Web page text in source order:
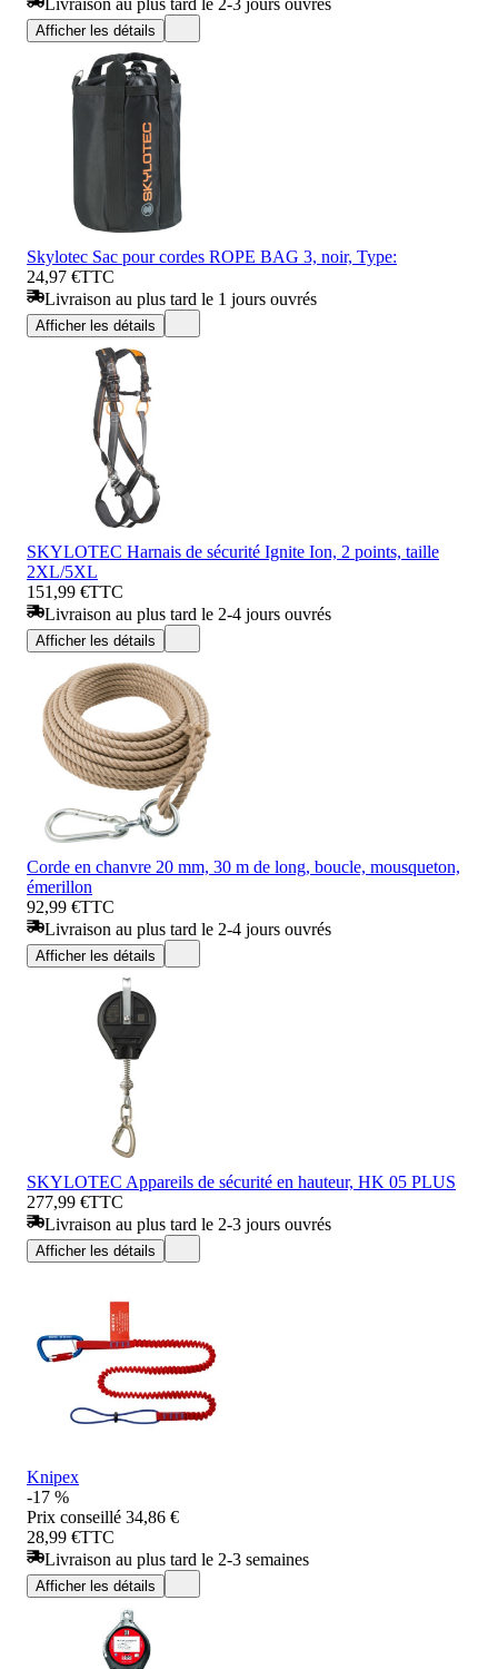
Afficher les détails
Skylotec Sac pour cordes ROPE BAG 3, noir, Type:
24,97 €TTC
Livraison au plus tard le 1 jours ouvrés
Afficher les détails
SKYLOTEC Harnais de sécurité Ignite Ion, 2 points, taille
2XL/5XL
151,99 €TTC
Livraison au plus tard le 2-4 jours ouvrés
Afficher les détails
Corde en chanvre 20 mm, 30 m de long, boucle, mousqueton,
émerillon
92,99 €TTC
Livraison au plus tard le 2-4 jours ouvrés
Afficher les détails
SKYLOTEC Appareils de sécurité en hauteur, HK 05 PLUS
277,99 €TTC
Livraison au plus tard le 2-3 jours ouvrés
Afficher les détails
Knipex
-17 %
Prix conseillé 34,86 €
28,99 €TTC
Livraison au plus tard le 2-3 semaines
Afficher les détails